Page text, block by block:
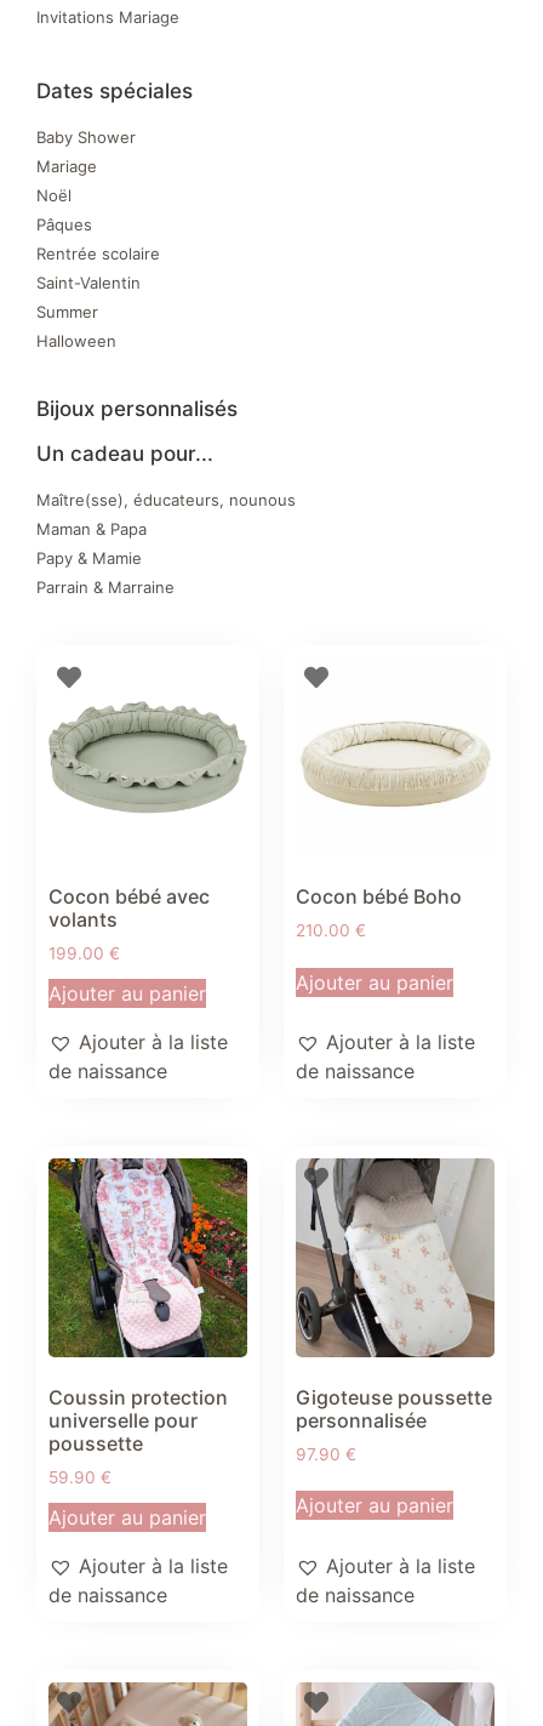
Invitations Mariage
Dates spéciales
Baby Shower
Mariage
Noël
Pâques
Rentrée scolaire
Saint-Valentin
Summer
Halloween
Bijoux personnalisés
Un cadeau pour...
Maître(sse), éducateurs, nounous
Maman & Papa
Papy & Mamie
Parrain & Marraine
Cocon bébé avec
volants
199.00 €
Ajouter au panier
Ajouter à la liste
de naissance
Cocon bébé Boho
210.00 €
Ajouter au panier
Ajouter à la liste
de naissance
Coussin protection
universelle pour
poussette
59.90 €
Ajouter au panier
Ajouter à la liste
de naissance
Gigoteuse poussette
personnalisée
97.90 €
Ajouter au panier
Ajouter à la liste
de naissance